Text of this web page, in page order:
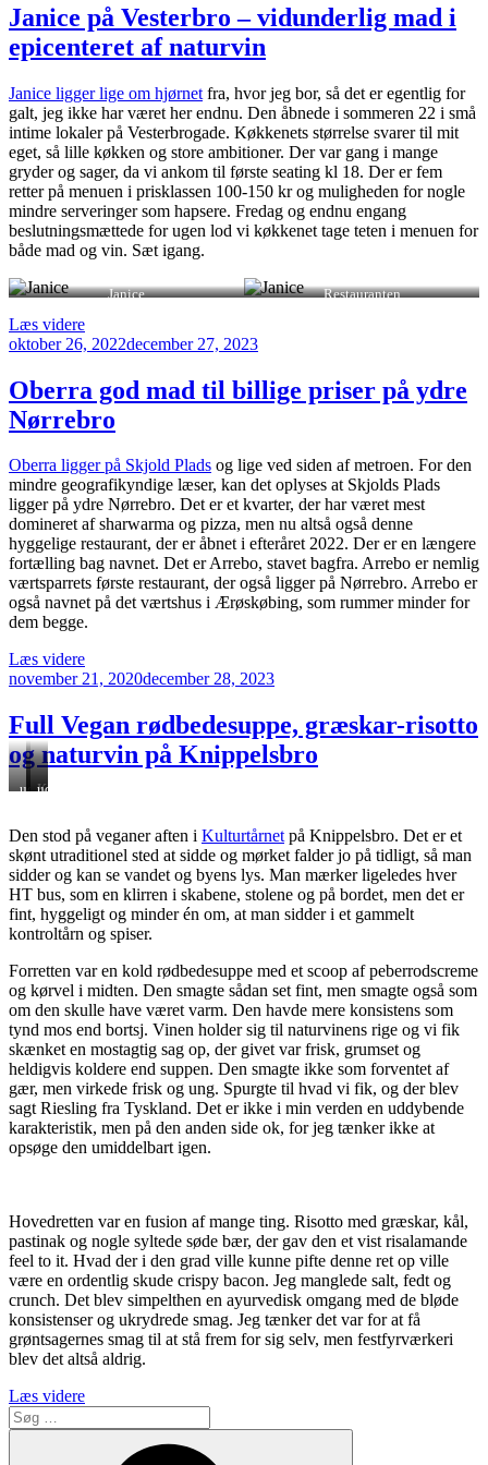
Janice på Vesterbro – vidunderlig mad i
epicenteret af naturvin
Janice ligger lige om hjørnet fra, hvor jeg bor, så det er egentlig for
galt, jeg ikke har været her endnu. Den åbnede i sommeren 22 i små
intime lokaler på Vesterbrogade. Køkkenets størrelse svarer til mit
eget, så lille køkken og store ambitioner. Der var gang i mange
gryder og sager, da vi ankom til første seating kl 18. Der er fem
retter på menuen i prisklassen 100-150 kr og muligheden for nogle
mindre serveringer som hapsere. Fredag og endnu engang
beslutningsmættede for ugen lod vi køkkenet tage teten i menuen for
både mad og vin. Sæt igang.
Janice Restauranten
Læs videre“Janice
på
vidunderlig
mad
epicenteret
af
naturvin”
Udgivet
oktober 26, 2022december 27, 2023
Oberra god mad til billige priser på ydre
Nørrebro
Oberra ligger på Skjold Plads og lige ved siden af metroen. For den
mindre geografikyndige læser, kan det oplyses at Skjolds Plads
ligger på ydre Nørrebro. Det er et kvarter, der har været mest
domineret af sharwarma og pizza, men nu altså også denne
hyggelige restaurant, der er åbnet i efteråret 2022. Der er en længere
fortælling bag navnet. Det er Arrebo, stavet bagfra. Arrebo er nemlig
værtsparrets første restaurant, der også ligger på Nørrebro. Arrebo er
også navnet på det værtshus i Ærøskøbing, som rummer minder for
dem begge.
Læs videre“Oberra
god
til
billige
priser
Udgivet
november 21, 2020december 28, 2023
Full Vegan rødbedesuppe, græskar-risotto
og naturvin på Knippelsbro
udsigtKulturtårnet,
deres
hjemmeside
udsigt
ruder
Den stod på veganer aften i Kulturtårnet på Knippelsbro. Det er et
skønt utraditionel sted at sidde og mørket falder jo på tidligt, så man
sidder og kan se vandet og byens lys. Man mærker ligeledes hver
HT bus, som en klirren i skabene, stolene og på bordet, men det er
fint, hyggeligt og minder én om, at man sidder i et gammelt
kontroltårn og spiser.
Forretten var en kold rødbedesuppe med et scoop af peberrodscreme
og kørvel i midten. Den smagte sådan set fint, men smagte også som
om den skulle have været varm. Den havde mere konsistens som
tynd mos end bortsj. Vinen holder sig til naturvinens rige og vi fik
skænket en mostagtig sag op, der givet var frisk, grumset og
heldigvis koldere end suppen. Den smagte ikke som forventet af
gær, men virkede frisk og ung. Spurgte til hvad vi fik, og der blev
sagt Riesling fra Tyskland. Det er ikke i min verden en uddybende
karakteristik, men på den anden side ok, for jeg tænker ikke at
opsøge den umiddelbart igen.
Hovedretten var en fusion af mange ting. Risotto med græskar, kål,
pastinak og nogle syltede søde bær, der gav den et vist risalamande
feel to it. Hvad der i den grad ville kunne pifte denne ret op ville
være en ordentlig skude crispy bacon. Jeg manglede salt, fedt og
crunch. Det blev simpelthen en ayurvedisk omgang med de bløde
konsistenser og ukrydrede smag. Jeg tænker det var for at få
grøntsagernes smag til at stå frem for sig selv, men festfyrværkeri
blev det altså aldrig.
Læs videre“Full
rødbedesuppe,
græskar-
Søg
efter: